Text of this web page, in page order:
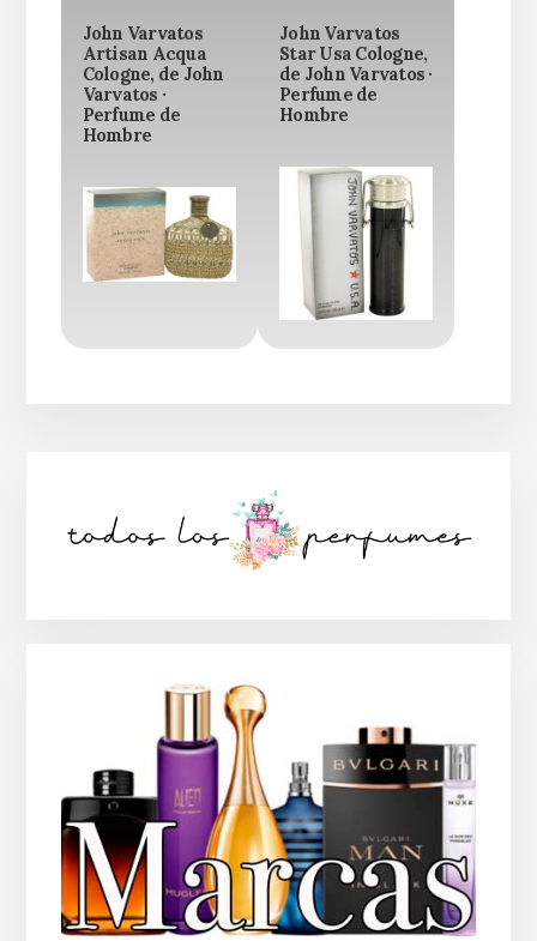
John Varvatos
Artisan Acqua
Cologne, de John
Varvatos ·
Perfume de
Hombre
John Varvatos
Star Usa Cologne,
de John Varvatos ·
Perfume de
Hombre
lateral